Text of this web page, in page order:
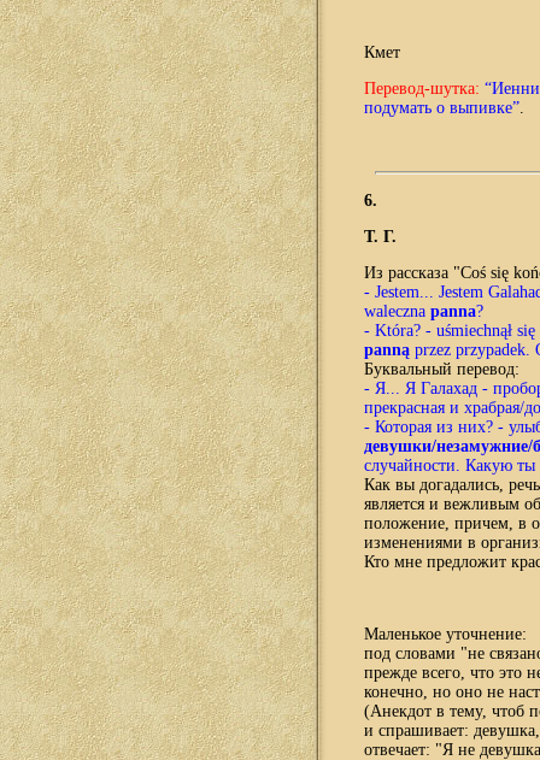
Кмет
Перевод-шутка:
подумать о выпивке”.
6.
Т. Г.
Из рассказа "Coś się ko
- Jestem... Jestem
waleczna panna?
- Która? - uśmiechnął
panną przez przypadek.
Буквальный перевод:
- Я... Я Галахад -
прекрасная и храбрая/
- Которая из них? -
девушки/
случайности. Какую
Как вы догадались,
является и вежливым
положение, причем, в
изменениями в
Кто мне предложит
Маленькое уточнение:
под словами "не
прежде всего, что это
конечно, но оно не
(Анекдот в тему, чтоб
и спрашивает:
отвечает: "Я не